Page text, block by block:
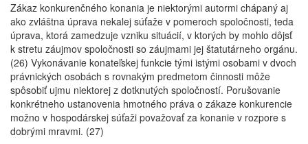
Zákaz konkurenčného konania je niektorými autormi chápaný aj
ako zvláštna úprava nekalej súťaže v pomeroch spoločnosti, teda
úprava, ktorá zamedzuje vzniku situácií, v ktorých by mohlo dôjsť
k stretu záujmov spoločnosti so záujmami jej štatutárneho orgánu.
(26) Vykonávanie konateľskej funkcie tými istými osobami v dvoch
právnických osobách s rovnakým predmetom činnosti môže
spôsobiť ujmu niektorej z dotknutých spoločností. Porušovanie
konkrétneho ustanovenia hmotného práva o zákaze konkurencie
možno v hospodárskej súťaži považovať za konanie v rozpore s
dobrými mravmi. (27)